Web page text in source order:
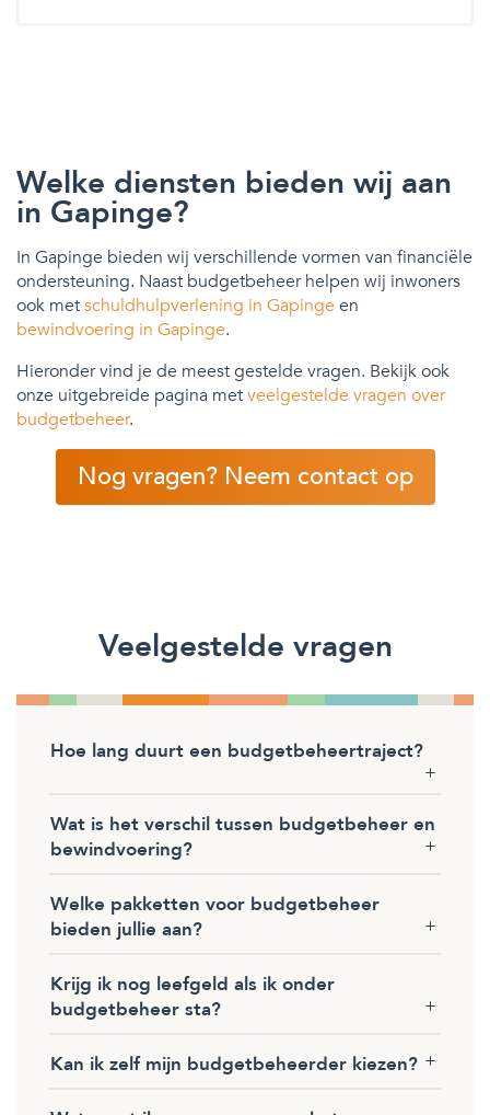
Welke diensten bieden wij aan
in Gapinge?
In Gapinge bieden wij verschillende vormen van financiële
ondersteuning. Naast budgetbeheer helpen wij inwoners
ook metschuldhulpverlening in Gapinge en
bewindvoering in Gapinge.
Hieronder vind je de meest gestelde vragen. Bekijk ook
onze uitgebreide pagina metveelgestelde vragen over
budgetbeheer.
Nog vragen? Neem contact op
Veelgestelde vragen
Hoe lang duurt een budgetbeheertraject?
Wat is het verschil tussen budgetbeheer en
bewindvoering?
Welke pakketten voor budgetbeheer
bieden jullie aan?
Krijg ik nog leefgeld als ik onder
budgetbeheer sta?
Kan ik zelf mijn budgetbeheerder kiezen?